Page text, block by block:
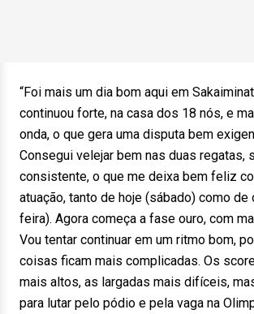
“Foi mais um dia bom aqui em
continuou forte, na casa dos 18 nós, e
onda, o que gera uma disputa bem
Consegui velejar bem nas duas regatas,
consistente, o que me deixa bem feliz
atuação, tanto de hoje (sábado) como de
feira). Agora começa a fase ouro, com
Vou tentar continuar em um ritmo bom,
coisas ficam mais complicadas. Os
mais altos, as largadas mais difíceis,
para lutar pelo pódio e pela vaga na